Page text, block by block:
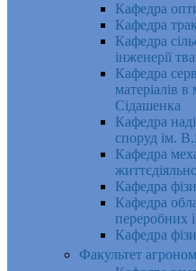
Кафедра
Кафедра
Кафедра
інженерії
Кафедра
матеріалів
Сідашенка
Кафедра
споруд ім.
Кафедра
Кафедра
Кафедра
переробних
Кафедра
Факультет